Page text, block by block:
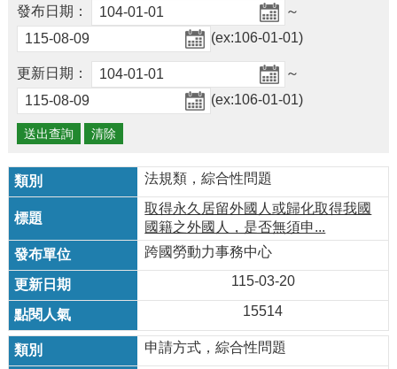
資
訊
安
全
政
策
政
網
站
資
料
開
放
宣
告
檢
舉
發布日期：
～
(ex:106-01-01)
更新日期：
～
(ex:106-01-01)
法規類，綜合性問題
取得永久居留外國人或歸化取得我國
國籍之外國人，是否無須申...
跨國勞動力事務中心
115-03-20
15514
申請方式，綜合性問題